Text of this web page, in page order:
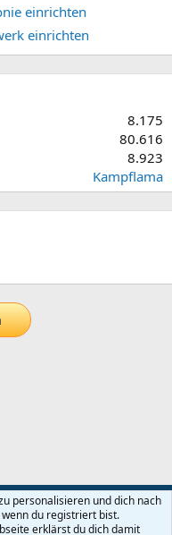
einrichten
einrichten
8.175
80.616
8.923
Kampflama
Hilfe und Impressum Start
personalisieren und dich nach
du registriert bist.
erklärst du dich damit